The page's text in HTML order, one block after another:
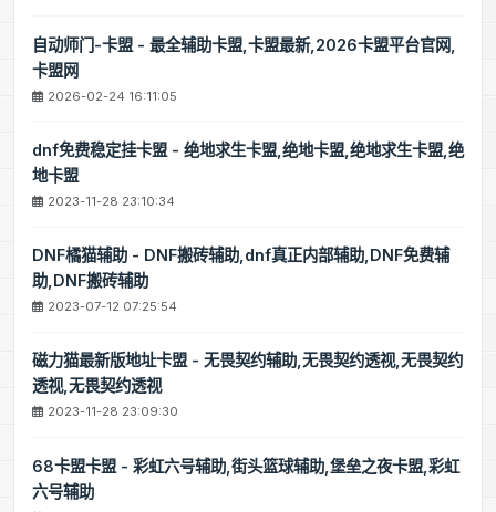
自动师门-卡盟 - 最全辅助卡盟,卡盟最新,2026卡盟平台官网,
卡盟网
2026-02-24 16:11:05
dnf免费稳定挂卡盟 - 绝地求生卡盟,绝地卡盟,绝地求生卡盟,绝
地卡盟
2023-11-28 23:10:34
DNF橘猫辅助 - DNF搬砖辅助,dnf真正内部辅助,DNF免费辅
助,DNF搬砖辅助
2023-07-12 07:25:54
磁力猫最新版地址卡盟 - 无畏契约辅助,无畏契约透视,无畏契约
透视,无畏契约透视
2023-11-28 23:09:30
68卡盟卡盟 - 彩虹六号辅助,街头篮球辅助,堡垒之夜卡盟,彩虹
六号辅助